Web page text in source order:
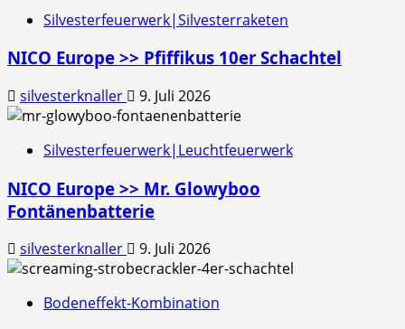
Silvesterfeuerwerk|Silvesterraketen
NICO Europe >> Pfiffikus 10er Schachtel
silvesterknaller 9. Juli 2026
Silvesterfeuerwerk|Leuchtfeuerwerk
NICO Europe >> Mr. Glowyboo
Fontänenbatterie
silvesterknaller 9. Juli 2026
Bodeneffekt-Kombination